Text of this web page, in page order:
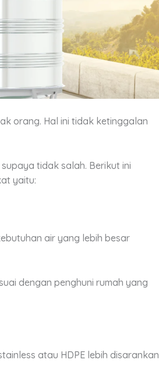
orang. Hal ini tidak ketinggalan
tidak salah. Berikut ini
yaitu:
air yang lebih besar
dengan penghuni rumah yang
atau HDPE lebih disarankan